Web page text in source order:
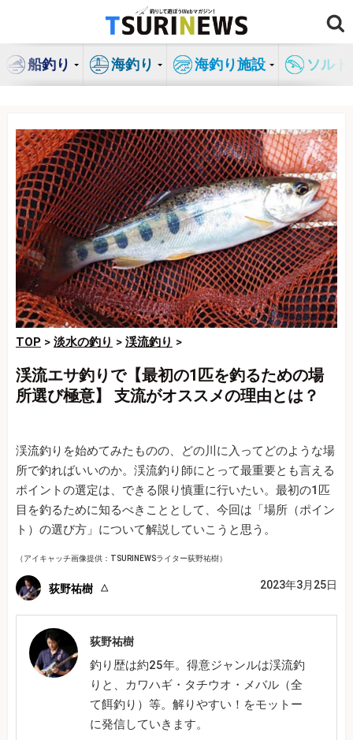
ン
船釣り 海釣り 海釣り施設 ソル
TOP > 淡水の釣り > 渓流釣り >
渓流エサ釣りで【最初の1匹を釣るための場
所選び極意】 支流がオススメの理由とは？
渓流釣りを始めてみたものの、どの川に入ってどのような場
所で釣ればいいのか。渓流釣り師にとって最重要とも言える
ポイントの選定は、できる限り慎重に行いたい。最初の1匹
目を釣るために知るべきこととして、今回は「場所（ポイン
ト）の選び方」について解説していこうと思う。
（アイキャッチ画像提供：TSURINEWSライター荻野祐樹）
荻野祐樹 2023年3月25日
荻野祐樹
釣り歴は約25年。得意ジャンルは渓流釣
りと、カワハギ・タチウオ・メバル（全
て餌釣り）等。解りやすい！をモットー
に発信していきます。